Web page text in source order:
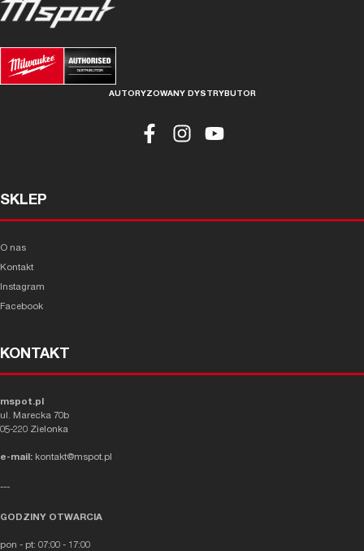
AUTORYZOWANY DYSTRYBUTOR
SKLEP
O nas
Kontakt
Instagram
Facebook
KONTAKT
mspot.pl
ul. Marecka 70b
05-220 Zielonka
e-mail: kontakt@mspot.pl
---
GODZINY OTWARCIA
pon - pt: 07:00 - 17:00